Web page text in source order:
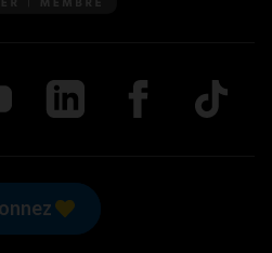
sur Instagram
nous sur Youtube
Suivez nous sur LinkedIn
Suivez nous sur
TikTok